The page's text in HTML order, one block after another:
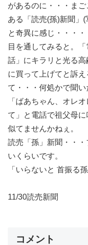
があるのに・・・ま
ある「読売(孫)新聞」
と奇異に感じ・・・・
目を通してみると。
話」にキラリと光る
に買って上げてと訴
て・・・何処かで聞い
「ばあちゃん、オレ
て」と電話で祖父母
似てませんかねぇ。
読売「孫」新聞・・
いくらいです。
「いらないと 首振る
11/30読売新聞
コメント